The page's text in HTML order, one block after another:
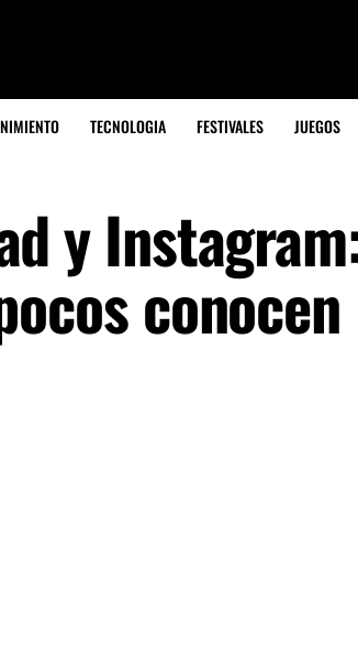
TECNOLOGIA FESTIVALES JUEGOS
y
conocen